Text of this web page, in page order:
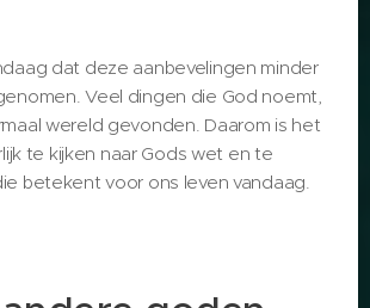
dat deze aanbevelingen minder
Veel dingen die God noemt,
wereld gevonden. Daarom is het
te kijken naar Gods wet en te
betekent voor ons leven vandaag.